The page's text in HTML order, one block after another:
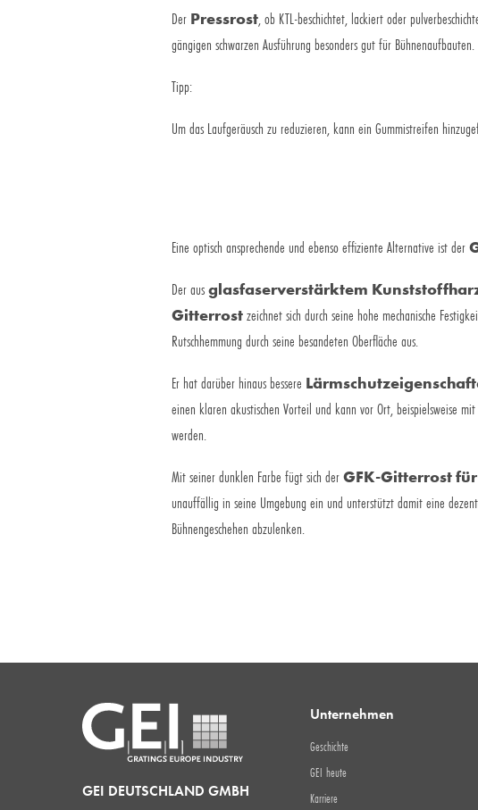
Der Pressrost , ob KTL-beschichtet, lackiert oder
gängigen schwarzen Ausführung besonders gut für Bühnenaufbauten.
Tipp:
Um das Laufgeräusch zu reduzieren, kann ein Gummistreifen
Eine optisch ansprechende und ebenso effiziente Alternative ist der
Der ausglasfaserverstärktem
Gitterrostzeichnet sich durch seine hohe mechanische
Rutschhemmung durch seine besandeten Oberfläche aus.
Er hat darüber hinaus bessere
einen klaren akustischen Vorteil und kann vor Ort, beispielsweise
werden.
Mit seiner dunklen Farbe fügt sich derGFK-Gitterrost
unauffällig in seine Umgebung ein und unterstützt damit eine
Bühnengeschehen abzulenken.
GEI DEUTSCHLAND GMBH
Unternehmen
Geschichte
GEI heute
Karriere